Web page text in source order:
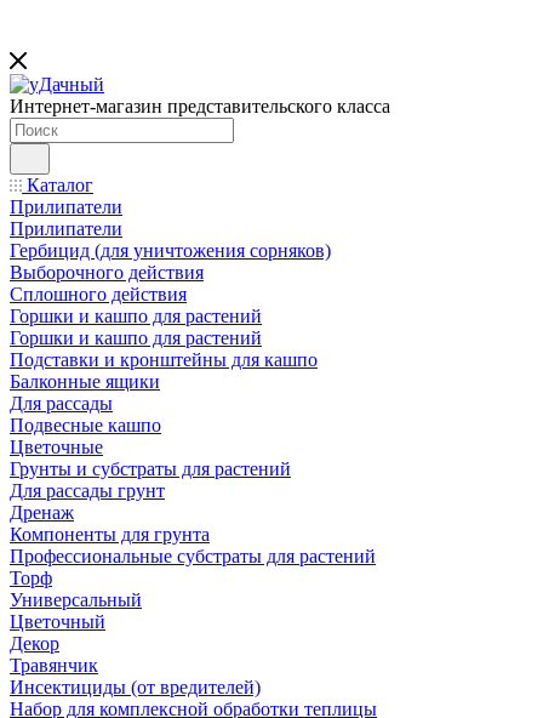
Интернет-магазин представительского класса
Каталог
Прилипатели
Прилипатели
Гербицид (для уничтожения сорняков)
Выборочного действия
Сплошного действия
Горшки и кашпо для растений
Горшки и кашпо для растений
Подставки и кронштейны для кашпо
Балконные ящики
Для рассады
Подвесные кашпо
Цветочные
Грунты и субстраты для растений
Для рассады грунт
Дренаж
Компоненты для грунта
Профессиональные субстраты для растений
Торф
Универсальный
Цветочный
Декор
Травянчик
Инсектициды (от вредителей)
Набор для комплексной обработки теплицы